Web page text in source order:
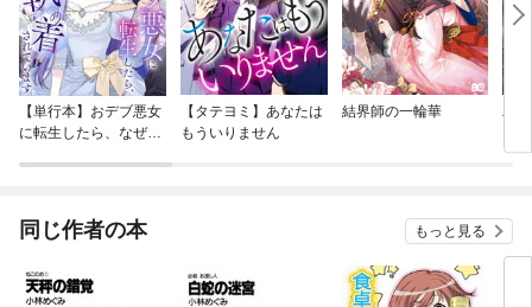
【単行本】おデブ悪女
に転生したら、なぜか
【タテヨミ】あなたは
もういりません
結界師の一輪華
バ
今
同じ作者の本 もっと見る